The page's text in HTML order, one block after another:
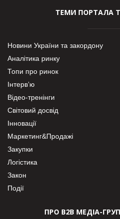
ТЕМИ ПОРТАЛА
Новини України та закордону
Аналітика ринку
Топи про ринок
Інтерв’ю
Відео-тренінги
Світовий досвід
Інновації
Маркетинг&Продажі
Закупки
Логістика
Закон
Події
ПРО В2В МЕДІА-